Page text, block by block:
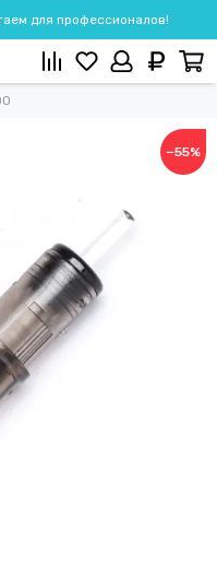
для профессионалов!
−55%